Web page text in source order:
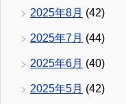
2025年8月 (42)
2025年7月 (44)
2025年6月 (40)
2025年5月 (42)